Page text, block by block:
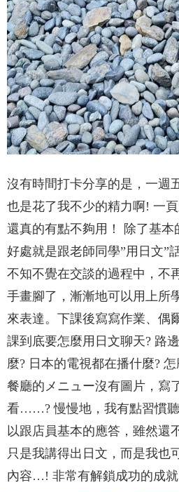
沒有時間打卡分享的是，一週
也是花了我不少的精力啊! 一
還真的有點不夠用！ 除了基本
好處就是跟老師同學”用日文”
不知不覺在交談的過程中，不
手畫腳了，漸漸地可以用上所
來表達。下課後寫寫作業、偶
課到底要怎麼用日文聊天? 路
麼? 日本的電視都在播什麼?
餐廳的メニュー沒有圖片，寫
看……? 慢慢地，我有點習慣
以跟店員基本的應答，雖然還
只是我講得出日文，而是我也
內容…! 非常有解鎖成功的成